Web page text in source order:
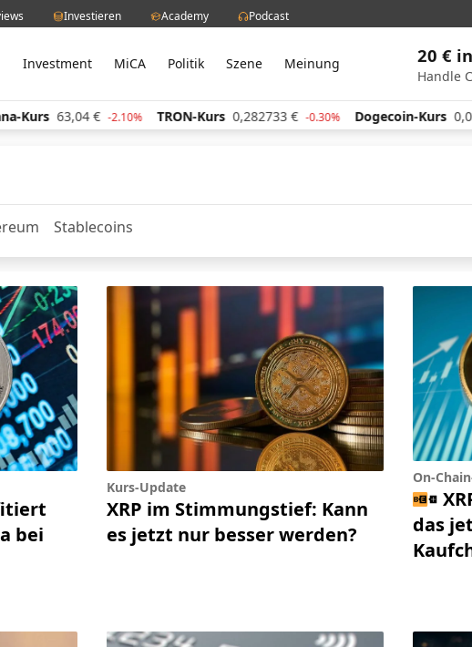
Investieren Academy Podcast
Investment MiCA Politik Szene Meinung 20 €
Handle
Kurs 63,04 € -2.10% TRON-Kurs 0,282733 € -0.30% Dogecoin-Kurs
Stablecoins
bei
Kurs-Update
XRP im Stimmungstief: Kann
es jetzt nur besser werden?
On-
das